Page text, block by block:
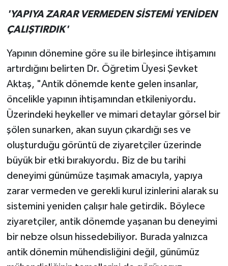
'YAPIYA ZARAR VERMEDEN SİSTEMİ YENİDEN
ÇALIŞTIRDIK'
Yapının dönemine göre su ile birleşince ihtişamını
artırdığını belirten Dr. Öğretim Üyesi Şevket
Aktaş, "Antik dönemde kente gelen insanlar,
öncelikle yapının ihtişamından etkileniyordu.
Üzerindeki heykeller ve mimari detaylar görsel bir
şölen sunarken, akan suyun çıkardığı ses ve
oluşturduğu görüntü de ziyaretçiler üzerinde
büyük bir etki bırakıyordu. Biz de bu tarihi
deneyimi günümüze taşımak amacıyla, yapıya
zarar vermeden ve gerekli kurul izinlerini alarak su
sistemini yeniden çalışır hale getirdik. Böylece
ziyaretçiler, antik dönemde yaşanan bu deneyimi
bir nebze olsun hissedebiliyor. Burada yalnızca
antik dönemin mühendisliğini değil, günümüz